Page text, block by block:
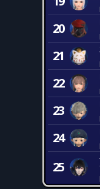
20
21
22
23
24
25